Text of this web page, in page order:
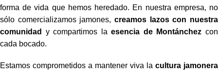
forma de vida que hemos heredado. En nuestra empresa, no
sólo comercializamos jamones, creamos lazos con nuestra
comunidad
y compartimos laesencia de Montánchez con
cada bocado.
Estamos comprometidos a mantener viva la cultura jamonera